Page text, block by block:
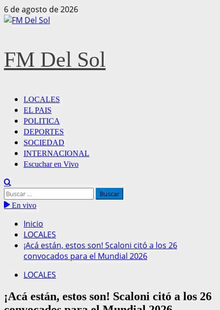
Saltar
al
6 de agosto de 2026
FM Del Sol
Menú
principal
LOCALES
EL PAIS
POLITICA
DEPORTES
SOCIEDAD
INTERNACIONAL
Escuchar en Vivo
Buscar:
En vivo
Inicio
LOCALES
¡Acá están, estos son! Scaloni citó a los 26
convocados para el Mundial 2026
LOCALES
¡Acá están, estos son! Scaloni citó a los 26